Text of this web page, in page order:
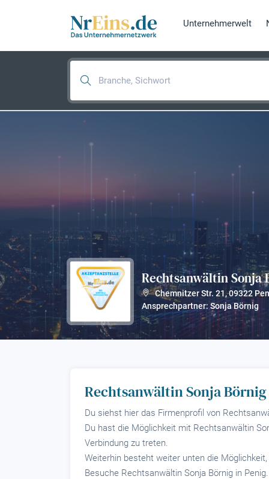
Unternehmerwelt
Rechtsanwältin Sonja
Chemnitzer Str. 21,09322
Ansprechpartner: Sonja Börnig
Rechtsanwältin Sonja
Du siehst hier das Firmenprofil von
Du hast die Möglichkeit mit Rechtsanwältin
Verbindung zu treten.
Weiterhin besteht weiter unten die
Besuche Rechtsanwältin Sonja Börnig in Penig.